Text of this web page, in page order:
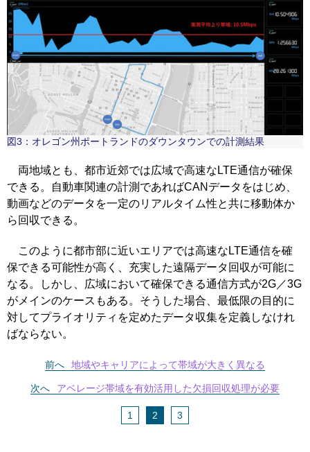
図3：オレゴン州ポートランドのダウンタウンでの計測結果
両地域とも、都市近郊では広域で高速なLTE通信が確保
できる。自動車関連の計測であればCANデータをはじめ、
動画などのデータを一定のリアルタイム性と共に移動体か
ら回収できる。
このように都市部に近いエリアでは高速なLTE通信を確
保できる可能性が高く、充実した遠隔データ回収が可能に
なる。しかし、広域において確保できる通信方式が2G／3G
がメインのケースもある。そうした場合、最低限の目的に
対してプライオリティを定めたデータ収集を定義しなけれ
ばならない。
前へ 地域やキャリアによって帯域が大きく異なる
次へ アベレージ帯域を有効活用した欠損回収処理が必要
1 2 3